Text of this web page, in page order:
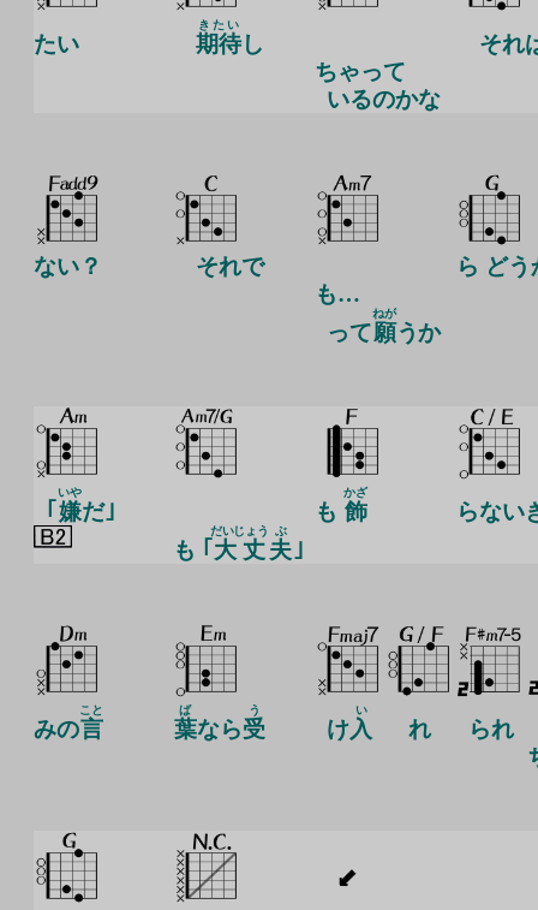
たい 期待
きたい
し
ちゃって
いるのかな
それ
ない？
それで
も…
って願
ねが
うか
ら どう
｢ 嫌
いや
だ｣
も ｢ 大丈
だいじょう
夫
ぶ
｣
も 飾
かざ
らない
みの言
こと
葉
ば
なら受
う
け入
い
れ
られ